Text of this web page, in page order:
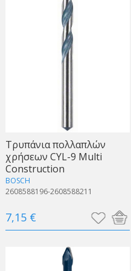
Τρυπάνια πολλαπλών
χρήσεων CYL-9 Multi
Construction
BOSCH
2608588196-2608588211
7,15 €